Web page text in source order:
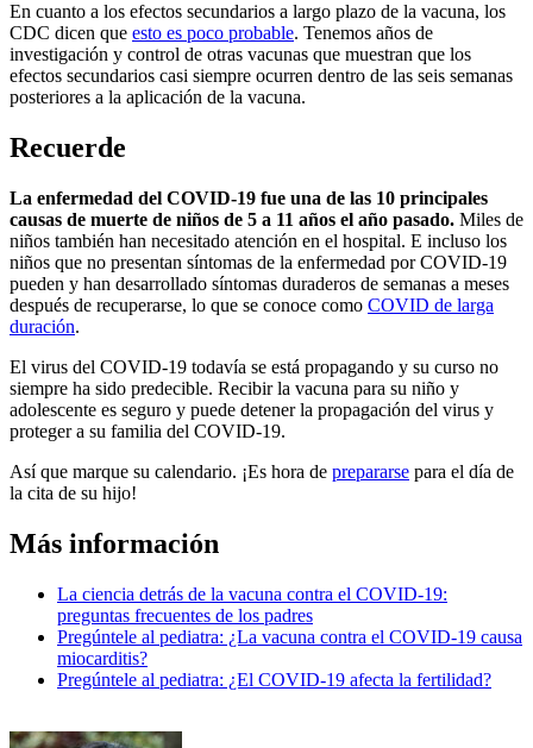
En cuanto a los efectos secundarios a largo plazo de la vacuna, los
CDC dicen que esto es poco probable. Tenemos años de
investigación y control de otras vacunas que muestran que los
efectos secundarios casi siempre ocurren dentro de las seis semanas
posteriores a la aplicación de la vacuna.
Recuerde
La enfermedad del COVID-19 fue una de las 10 principales
causas de muerte de niños de 5 a 11 años el año pasado. Miles de
niños también han necesitado atención en el hospital. E incluso los
niños que no presentan síntomas de la enfermedad por COVID-19
pueden y han desarrollado síntomas duraderos de semanas a meses
después de recuperarse, lo que se conoce como COVID de larga
duración.
El virus del COVID-19 todavía se está propagando y su curso no
siempre ha sido predecible. Recibir la vacuna para su niño y
adolescente es seguro y puede detener la propagación del virus y
proteger a su familia del COVID-19.
Así que marque su calendario. ¡Es hora de prepararse para el día de
la cita de su hijo!
Más información
La ciencia detrás de la vacuna contra el COVID-19:
preguntas frecuentes de los padres
Pregúntele al pediatra: ¿La vacuna contra el COVID-19 causa
miocarditis?
Pregúntele al pediatra: ¿El COVID-19 afecta la fertilidad?